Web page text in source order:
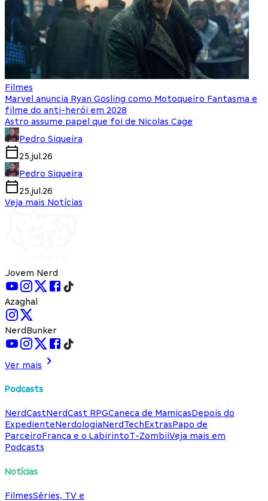
Filmes
Marvel anuncia Ryan Gosling como Motoqueiro Fantasma e
filme do anti-herói em 2028
Astro assume papel que foi de Nicolas Cage
Pedro Siqueira
25.jul.26
Pedro Siqueira
25.jul.26
Veja mais Notícias
Jovem Nerd
Azaghal
NerdBunker
Ver mais
Podcasts
NerdCastNerdCast RPGCaneca de MamicasDepois do
ExpedienteNerdologiaNerdTechExtrasPapo de
ParceiroFrança e o LabirintoT-ZombiiVeja mais em
Podcasts
Notícias
FilmesSéries, TV e